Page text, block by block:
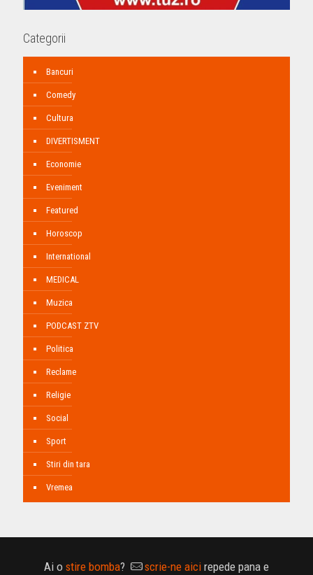
Categorii
Bancuri
Comedy
Cultura
DIVERTISMENT
Economie
Eveniment
Featured
Horoscop
International
MEDICAL
Muzica
PODCAST ZTV
Politica
Reclame
Religie
Social
Sport
Stiri din tara
Vremea
Ai o stire bomba? scrie-ne aici repede pana e